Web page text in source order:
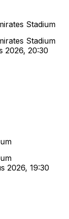
Stadium
Stadium
2026, 20:30
2026, 19:30